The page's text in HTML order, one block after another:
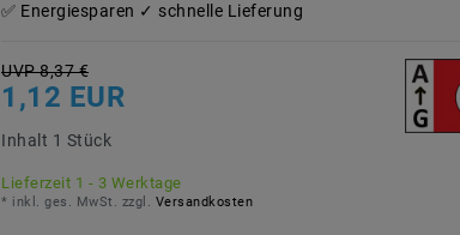
Energiesparen ✓ schnelle Lieferung
UVP 8,37 €
1,12 EUR
Inhalt 1 Stück
Lieferzeit 1 - 3 Werktage
* inkl. ges. MwSt. zzgl. Versandkosten